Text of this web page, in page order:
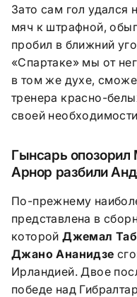
Зато сам гол удался
мяч к штрафной,
пробил в ближний
«Спартаке» мы от
в том же духе,
тренера красно-
своей
Гынсарь
Арнор разбили
По-прежнему
представлена в
которойДжемал
Джано Ананидзе
Ирландией. Двое
победе над